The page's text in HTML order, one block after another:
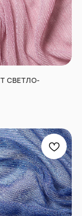
СВЕТЛО-